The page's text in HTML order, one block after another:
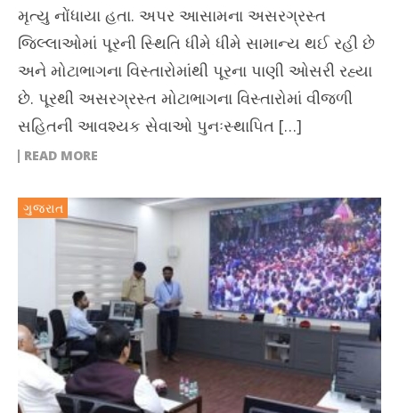
મૃત્યુ નોંધાયા હતા. અપર આસામના અસરગ્રસ્ત
જિલ્લાઓમાં પૂરની સ્થિતિ ધીમે ધીમે સામાન્ય થઈ રહી છે
અને મોટાભાગના વિસ્તારોમાંથી પૂરના પાણી ઓસરી રહ્યા
છે. પૂરથી અસરગ્રસ્ત મોટાભાગના વિસ્તારોમાં વીજળી
સહિતની આવશ્યક સેવાઓ પુનઃસ્થાપિત […]
READ MORE
ગુજરાત